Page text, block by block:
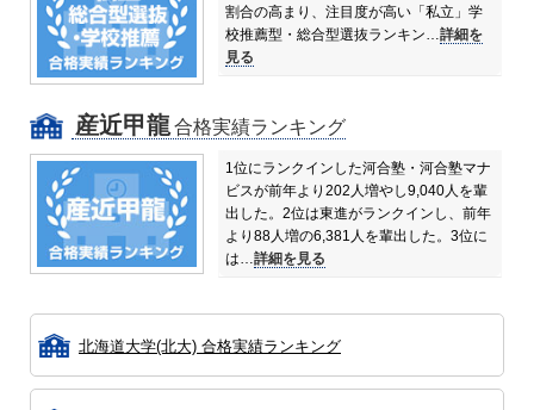
割合の高まり、注目度が高い「私立」学
校推薦型・総合型選抜ランキン…詳細を
見る
産近甲龍合格実績ランキング
1位にランクインした河合塾・河合塾マナ
ビスが前年より202人増やし9,040人を輩
出した。 2位は東進がランクインし、前年
より88人増の6,381人を輩出した。 3位に
は…詳細を見る
北海道大学(北大) 合格実績ランキング